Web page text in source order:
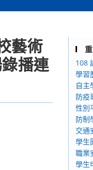
藝術
播連
108
學習
自主
防疫
性別
防制
交通
學生
職業
學生